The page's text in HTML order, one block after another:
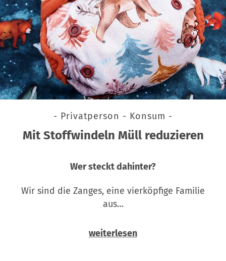
- Privatperson - Konsum -
Mit Stoffwindeln Müll reduzieren
Wer steckt dahinter?
Wir sind die Zanges, eine vierköpfige Familie
aus…
weiterlesen